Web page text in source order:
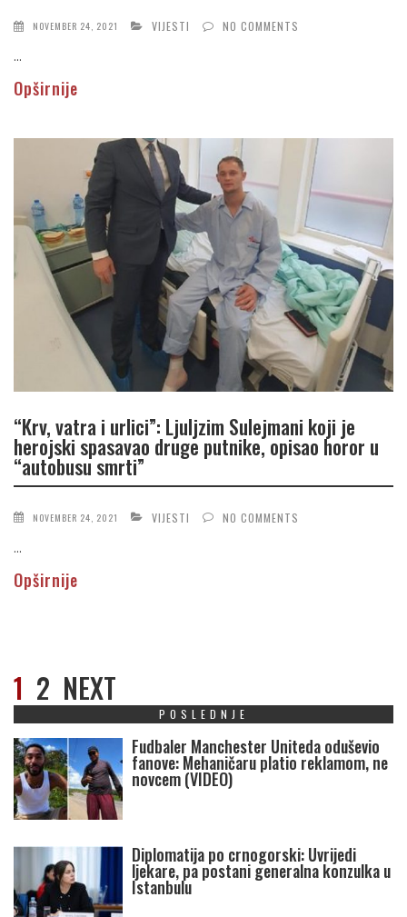
NOVEMBER 24, 2021 VIJESTI NO COMMENTS
...
Opširnije
“Krv, vatra i urlici”: Ljuljzim Sulejmani koji je
herojski spasavao druge putnike, opisao horor u
“autobusu smrti”
NOVEMBER 24, 2021 VIJESTI NO COMMENTS
...
Opširnije
1 2 NEXT
POSLEDNJE
Fudbaler Manchester Uniteda oduševio
fanove: Mehaničaru platio reklamom, ne
novcem (VIDEO)
Diplomatija po crnogorski: Uvrijedi
ljekare, pa postani generalna konzulka u
Istanbulu